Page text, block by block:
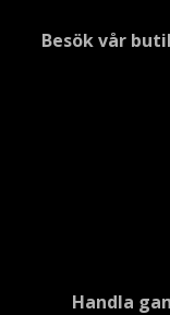
Besök vår
Handla